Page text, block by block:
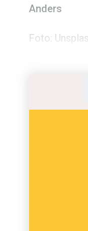
Anders
Foto: